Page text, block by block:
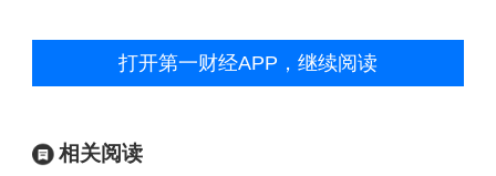
“中国大概有10万家医院，3万个在农村
叫乡镇卫生院，3万个在社区，还有大概
3万在城市里面。我们认为要把未来医疗
打开第一财经APP，继续阅读
相关阅读